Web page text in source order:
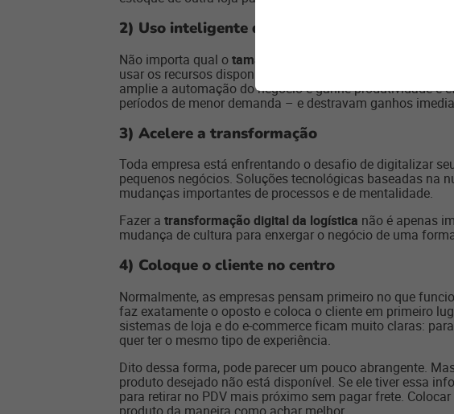
2) Uso inteligente dos recursos
Não importa qual otamanho do negócio
, sempre
usar os recursos disponíveis de forma inteligente. Por
amplie a automação do negócio e ganhe produtividade e
períodos de menor demanda – e destravam ganhos
3) Acelere a transformação
Toda empresa está enfrentando o desafio de digitalizar
pequenos negócios. Soluções tecnológicas baseadas na
mudanças importantes de processos e de mentalidade.
Fazer a transformação digital da logística não é apenas
mudança de cultura para enxergar o negócio de uma
4) Coloque o cliente no centro
Normalmente, as empresas pensam primeiro no que
faz exatamente o oposto e coloca o cliente em primeiro
sistemas de loja e do e-commerce ficam muito claras:
quer ter o mesmo tipo de experiência.
Dito dessa forma, pode parecer um pouco abrangente.
produto desejado não está disponível. Se ele tiver essa
para retirar no PDV mais próximo sem pagar frete.